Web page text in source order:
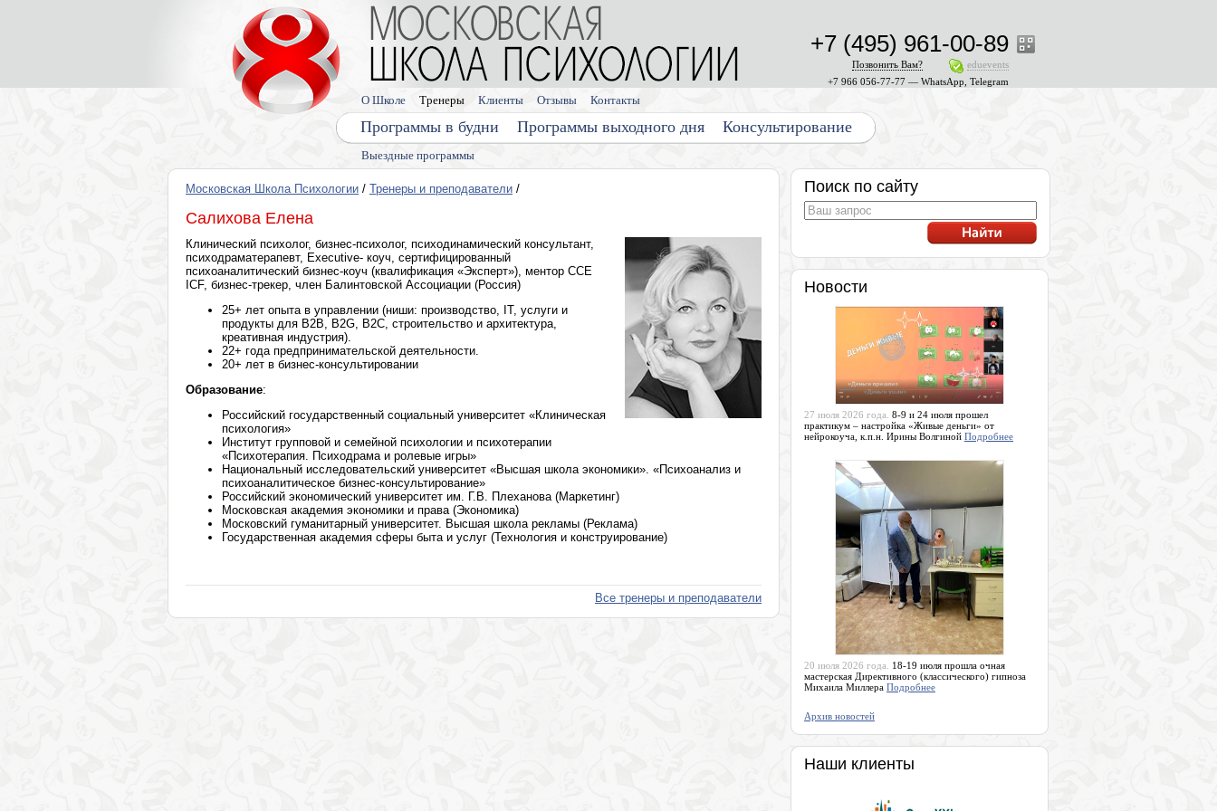
Выездные программы
Программы в будни Программы выходного дня Консультирование
О Школе Тренеры Клиенты Отзывы Контакты
+7 966 056-77-77 — WhatsApp, Telegram
eduevents
Позвонить Вам?
+7 (495) 961-00-89
Московская Школа Психологии / Тренеры и преподаватели /
Салихова Елена
Клинический психолог, бизнес-психолог, психодинамический консультант,
психодраматерапевт, Executive- коуч, сертифицированный
психоаналитический бизнес-коуч (квалификация «Эксперт»), ментор ССE
ICF, бизнес-трекер, член Балинтовской Ассоциации (Россия)
25+ лет опыта в управлении (ниши: производство, IT, услуги и
продукты для B2B, В2G, В2С, строительство и архитектура,
креативная индустрия).
22+ года предпринимательской деятельности.
20+ лет в бизнес-консультировании
Образование:
Российский государственный социальный университет «Клиническая
психология»
Институт групповой и семейной психологии и психотерапии
«Психотерапия. Психодрама и ролевые игры»
Национальный исследовательский университет «Высшая школа экономики». «Психоанализ и
психоаналитическое бизнес-консультирование»
Российский экономический университет им. Г.В. Плеханова (Маркетинг)
Московская академия экономики и права (Экономика)
Московский гуманитарный университет. Высшая школа рекламы (Реклама)
Государственная академия сферы быта и услуг (Технология и конструирование)
Все тренеры и преподаватели
Поиск по сайту
Новости
27 июля 2026 года. 8-9 и 24 июля прошел
практикум – настройка «Живые деньги» от
нейрокоуча, к.п.н. Ирины Волгиной Подробнее
20 июля 2026 года.
18-19 июля прошла очная
мастерская Директивного (классического) гипноза
Михаила Миллера Подробнее
Архив новостей
Наши клиенты